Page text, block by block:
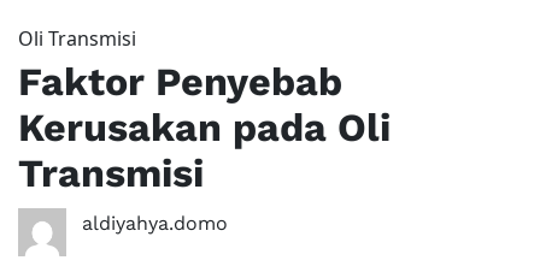
Oli Transmisi
Faktor Penyebab
Kerusakan pada Oli
Transmisi
aldiyahya.domo